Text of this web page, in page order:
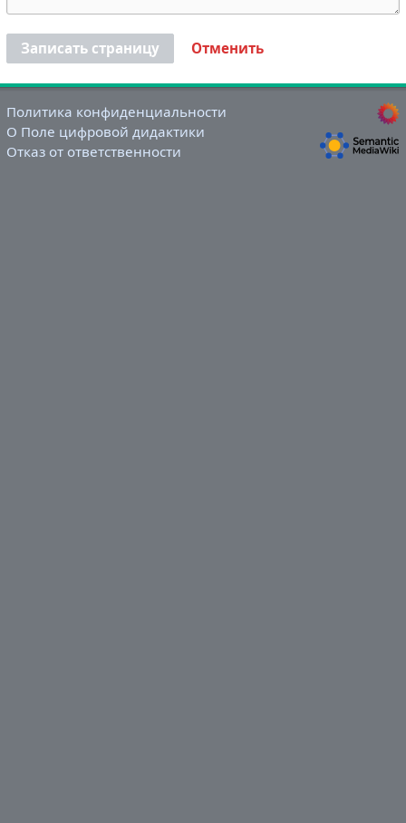
Записать страницу Отменить
Политика конфиденциальности
О Поле цифровой дидактики
Отказ от ответственности